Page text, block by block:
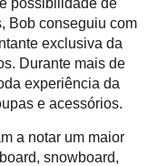
Bob conseguiu com
exclusiva da
Durante mais de
experiência da
e acessórios.
a notar um maior
snowboard,